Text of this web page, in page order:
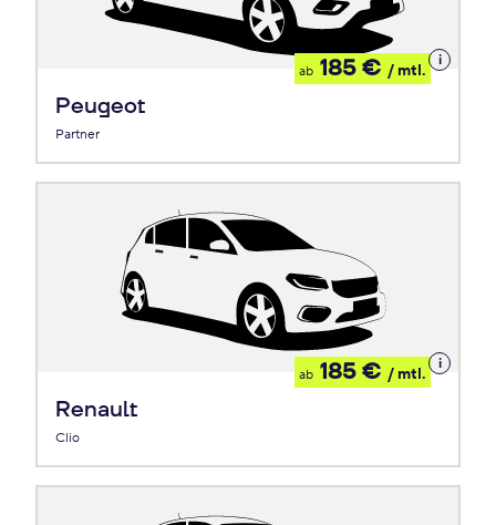
Peugeot
Partner
ab 185 € / mtl.
Details
zum
Renault
Clio
ab 185 € / mtl.
Details
zum